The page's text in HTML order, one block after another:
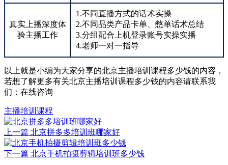
真实上播深度体
验主播工作
1.不同直播方式的话术实操
2.不同品类产品卡单、憋单话术总结
3.分组配合上机登录账号实操实播
4.老师一对一指导
以上就是小编为大家分享的北京主播培训课程多少钱的内容，
若想了解更多有关北京主播培训课程多少钱的内容请联系我
们： 在线咨询
主播培训课程
上一篇 北京拼多多培训班哪家好
下一篇 北京手机拍摄剪辑培训班多少钱